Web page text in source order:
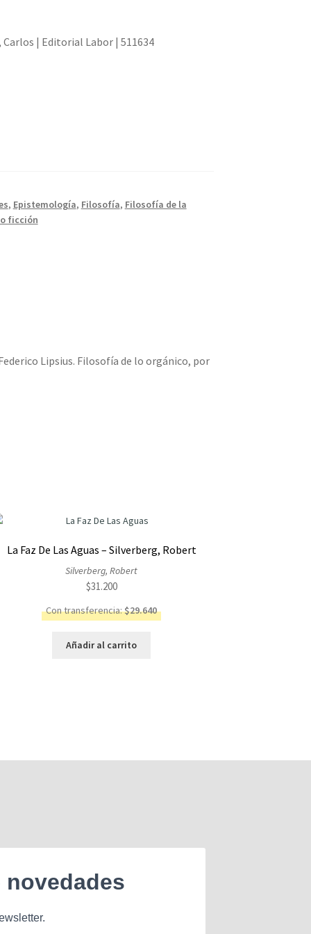
| Editorial Labor | 511634
, Epistemología, Filosofía, Filosofía de la
ficción
Lipsius. Filosofía de lo orgánico, por
La Faz De Las Aguas – Silverberg, Robert
Silverberg, Robert
$31.200
Con transferencia:$29.640
Añadir al carrito